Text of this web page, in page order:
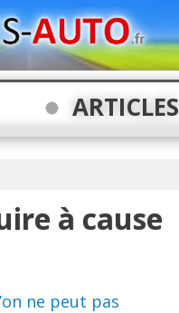
ARTICLES
à cause
ne peut pas